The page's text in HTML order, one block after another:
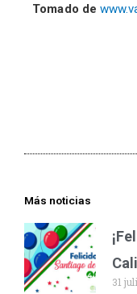
Tomado de
Más noticias
31